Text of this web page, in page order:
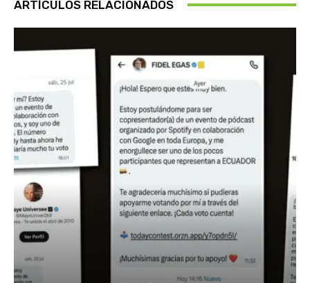
ARTÍCULOS RELACIONADOS